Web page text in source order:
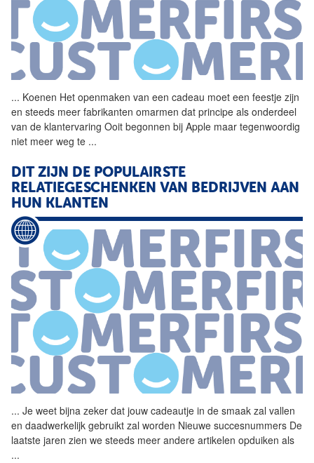
... Koenen Het openmaken van een cadeau moet een feestje zijn
en steeds meer fabrikanten omarmen dat principe als onderdeel
van de klantervaring Ooit begonnen bij Apple maar tegenwoordig
niet meer weg te ...
DIT ZIJN DE POPULAIRSTE
RELATIEGESCHENKEN VAN BEDRIJVEN AAN
HUN KLANTEN
... Je weet bijna zeker dat jouw cadeautje in de smaak zal vallen
en daadwerkelijk gebruikt zal worden Nieuwe succesnummers De
laatste jaren zien we steeds meer andere artikelen opduiken als
...